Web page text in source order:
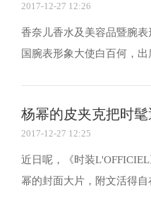
2017-12-27 12:26
香奈儿香水及美容品暨腕
国腕表形象大使白百何，
外套，刺绣乌干纱半身裙(
杨幂的皮夹克把时髦
2017-12-27 12:25
近日呢，《时装
幂的封面大片，附文活得